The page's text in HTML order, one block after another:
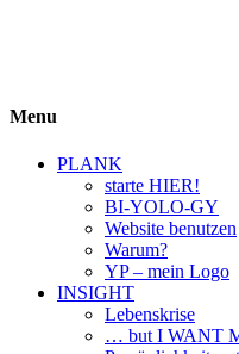
Menu
PLANK
starte HIER!
BI-YOLO-GY
Website benutzen
Warum?
YP – mein Logo
INSIGHT
Lebenskrise
… but I WANT